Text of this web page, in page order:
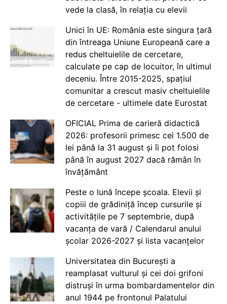
vede la clasă, în relația cu elevii
Unici în UE: România este singura țară
din întreaga Uniune Europeană care a
redus cheltuielile de cercetare,
calculate pe cap de locuitor, în ultimul
deceniu. Între 2015-2025, spațiul
comunitar a crescut masiv cheltuielile
de cercetare - ultimele date Eurostat
OFICIAL Prima de carieră didactică
2026: profesorii primesc cei 1.500 de
lei până la 31 august și îi pot folosi
până în august 2027 dacă rămân în
învățământ
Peste o lună începe școala. Elevii și
copiii de grădiniță încep cursurile și
activitățile pe 7 septembrie, după
vacanța de vară / Calendarul anului
școlar 2026-2027 și lista vacanțelor
Universitatea din București a
reamplasat vulturul și cei doi grifoni
distruși în urma bombardamentelor din
anul 1944 pe frontonul Palatului